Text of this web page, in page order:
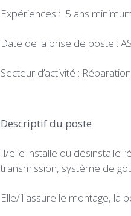
Expériences : 5 ans
Date de la prise de poste :
Secteur d’activité :
Descriptif du poste
Il/elle installe ou désinstalle
transmission, système de
Elle/il assure le montage, la